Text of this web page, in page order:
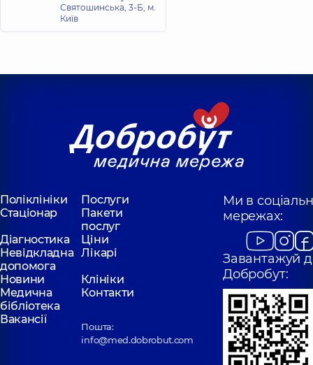
Святошинська, 3-Б, м.
Київ
Поліклініки
Послуги
Стаціонар
Пакети
послуг
Діагностика
Ціни
Невідкладна
допомога
Лікарі
Новини
Клініки
Медична
бібліотека
Контакти
Вакансії
Пошта:
info@med.dobrobut.com
Ми в
мережах:
Завантажуй
Добробут: